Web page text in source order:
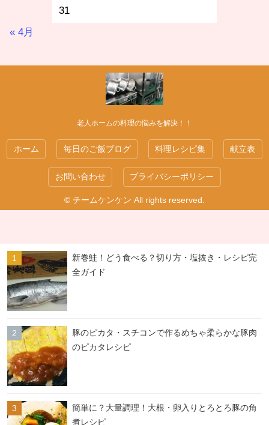
31
« 4月
老人ホームの料理の悩みを解決！！
ホーム 毎日のご飯ブログ 料理レシピ集 献立表
お問い合わせ プライバシーポリシー
© チームケンケン All rights reserved.
新巻鮭！どう食べる？切り方・塩抜き・レシピ完
全ガイド
豚のピカタ・スチコンで作るめちゃ柔らかな豚肉
のピカタレシピ
簡単に？大量調理！大根・卵入りとろとろ豚の角
煮レシピ